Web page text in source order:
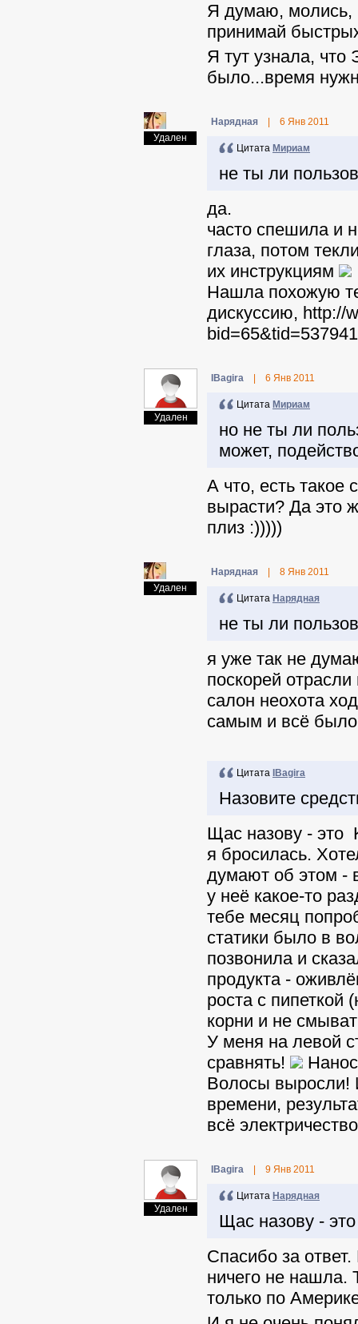
Я думаю, молись,
принимай
Я тут узнала,
было...время
Удален
Нарядная 6 Янв 2011
Цитата Мириам
не ты ли
да.
часто спешила и
глаза, потом
их инструкциям
Нашла похожую
дискуссию, http://
Удален
IBagira 6 Янв 2011
Цитата Мириам
но не ты ли
может,
А что, есть такое
вырасти? Да это
плиз :)))))
Удален
Нарядная 8 Янв 2011
Цитата Нарядная
не ты ли
я уже так не
поскорей
салон неохота
самым и всё было
Цитата IBagira
Назовите
Щас назову - это
я бросилась.
думают об этом -
у неё какое-то
тебе месяц
статики было в
позвонила и
продукта -
роста с пипеткой
корни и не
У меня на левой
сравнять!
Волосы выросли!
времени,
всё
Удален
IBagira 9 Янв 2011
Цитата Нарядная
Щас назову -
Спасибо за
ничего не нашла.
только по